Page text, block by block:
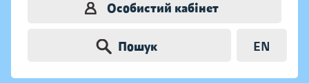
Особистий кабінет
Пошук EN